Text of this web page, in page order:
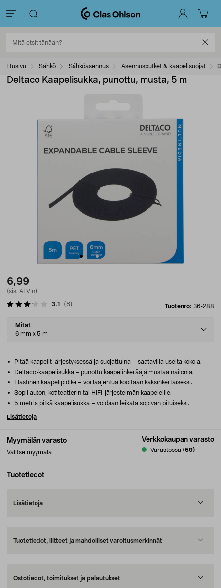
Etusivu Sähkö Sähköasennus Asennusputket & kaapelisuojat
Deltaco Kaapelisukka, punottu, musta, 5 m
6,99
(sis. ALV:n)
Tuotenro: 36-288
3.1 (8)
Select
variant
Mitat
6 mm x 5 m
Myymälän varasto
Valitse myymälä
Verkkokaupan varasto
Varastossa (59)
Pitää kaapelit järjestyksessä ja suojattuina – saatavilla useita kokoja.
Deltaco-kaapelisukka – punottu kaapelinkerääjä mustaa nailonia.
Elastinen kaapelipidike – voi laajentua kooltaan kaksinkertaiseksi.
Sopii auton, kotiteatterin tai HiFi-järjestelmän kaapeleille.
5 metriä pitkä kaapelisukka – voidaan leikata sopivan pituiseksi.
Lisätietoja
Tuotetiedot
Lisätietoja
Tuotetiedot, liitteet ja mahdolliset varoitusmerkinnät
Ostotiedot, toimitukset ja palautukset